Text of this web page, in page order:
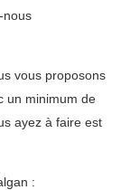
nous
vous proposons
un minimum de
ayez à faire est
: